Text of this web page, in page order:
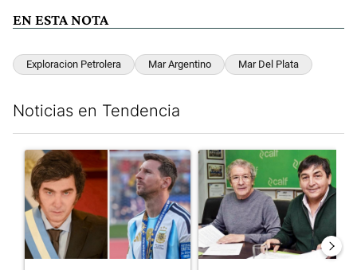
EN ESTA NOTA
Exploracion Petrolera Mar Argentino Mar Del Plata
Noticias en Tendencia
Un artículo de tendencia con el título "Milei despidió a Jorge
Un artículo de tendencia con